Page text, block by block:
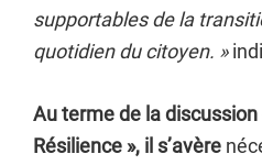
supportables de la
quotidien du citoyen. »
Au terme de la
Résilience », il s’avère